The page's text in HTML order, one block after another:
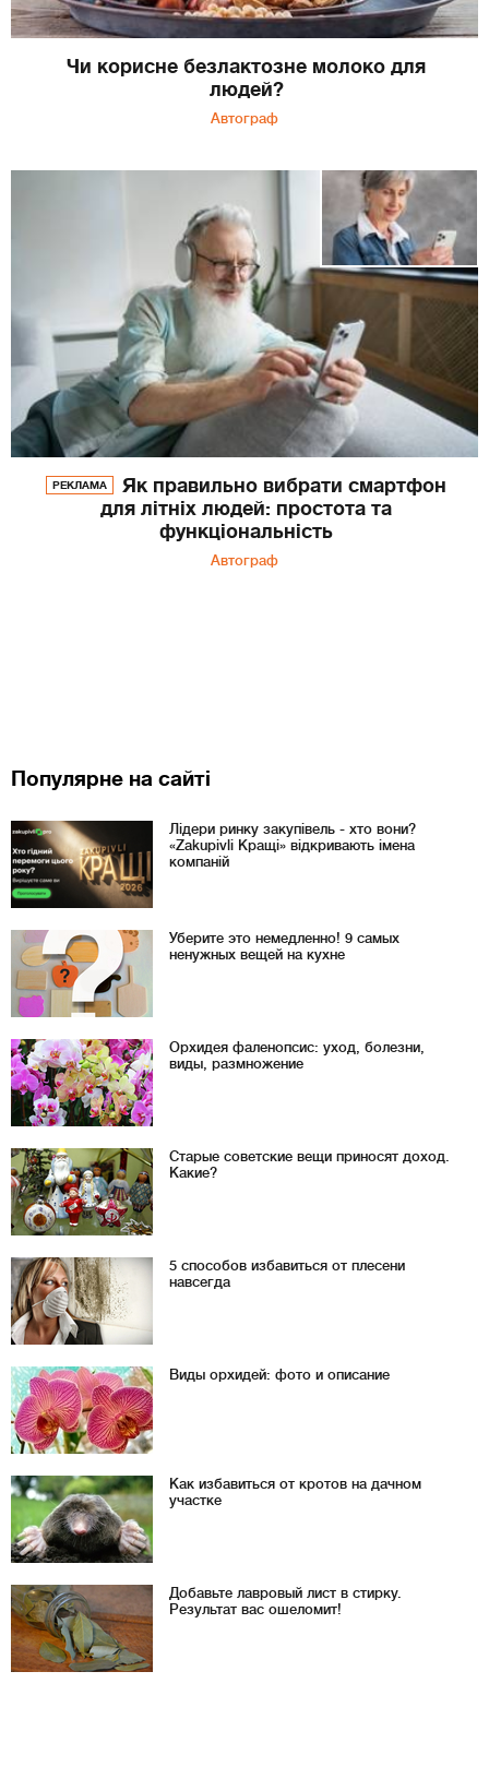
Чи корисне безлактозне молоко для
людей?
Автограф
РЕКЛАМА
Як правильно вибрати смартфон
для літніх людей: простота та
функціональність
Автограф
Популярне на сайті
Лідери ринку закупівель - хто вони?
«Zakupivli Кращі» відкривають імена
компаній
Уберите это немедленно! 9 самых
ненужных вещей на кухне
Орхидея фаленопсис: уход, болезни,
виды, размножение
Старые советские вещи приносят доход.
Какие?
5 способов избавиться от плесени
навсегда
Виды орхидей: фото и описание
Как избавиться от кротов на дачном
участке
Добавьте лавровый лист в стирку.
Результат вас ошеломит!